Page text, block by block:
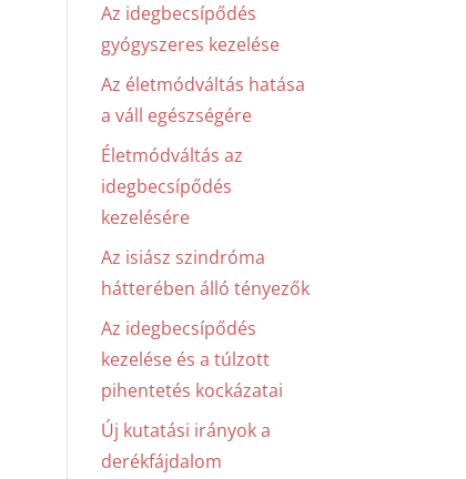
Az idegbecsípődés
gyógyszeres kezelése
Az életmódváltás hatása
a váll egészségére
Életmódváltás az
idegbecsípődés
kezelésére
Az isiász szindróma
hátterében álló tényezők
Az idegbecsípődés
kezelése és a túlzott
pihentetés kockázatai
Új kutatási irányok a
derékfájdalom